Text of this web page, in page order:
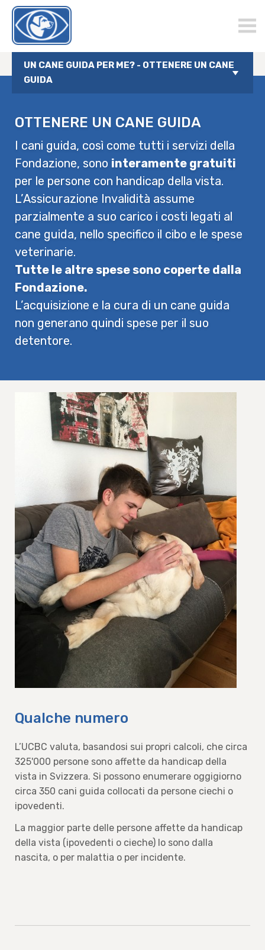
UN CANE GUIDA PER ME? - OTTENERE UN CANE
GUIDA
OTTENERE UN CANE GUIDA
I cani guida, così come tutti i servizi della
Fondazione, sono interamente gratuiti
per le persone con handicap della vista.
L’Assicurazione Invalidità assume
parzialmente a suo carico i costi legati al
cane guida, nello specifico il cibo e le spese
veterinarie.
Tutte le altre spese sono coperte dalla
Fondazione.
L’acquisizione e la cura di un cane guida
non generano quindi spese per il suo
detentore.
Qualche numero
L’UCBC valuta, basandosi sui propri calcoli, che circa
325'000 persone sono affette da handicap della
vista in Svizzera. Si possono enumerare oggigiorno
circa 350 cani guida collocati da persone ciechi o
ipovedenti.
La maggior parte delle persone affette da handicap
della vista (ipovedenti o cieche) lo sono dalla
nascita, o per malattia o per incidente.